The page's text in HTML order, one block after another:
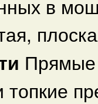
в
Прямые